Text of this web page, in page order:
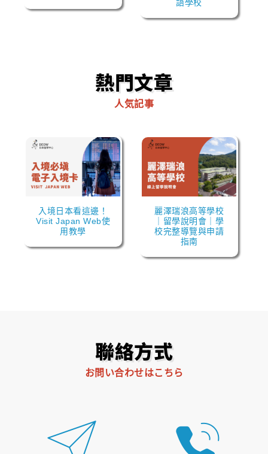
語學校
熱門文章
人気記事
入境日本看這邊！
Visit Japan Web使
用教學
麗澤瑞浪高等學校
｜留學說明會｜學
校完整導覽與申請
指南
聯絡方式
お問い合わせはこちら